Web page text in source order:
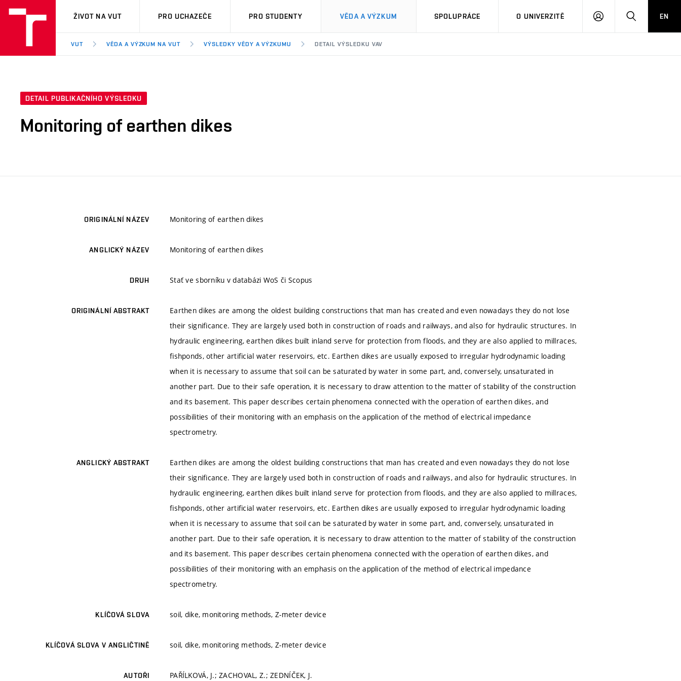
VUT
ŽIVOT NA VUT PRO UCHAZEČE PRO STUDENTY VĚDA A VÝZKUM SPOLUPRÁCE O UNIVERZITĚ
PŘIHLÁSIT HLEDATEN
VUT VĚDA A VÝZKUM NA VUT VÝSLEDKY VĚDY A VÝZKUMU DETAIL VÝSLEDKU VAV
DETAIL PUBLIKAČNÍHO VÝSLEDKU
Monitoring of earthen dikes
ORIGINÁLNÍ NÁZEV Monitoring of earthen dikes
ANGLICKÝ NÁZEV Monitoring of earthen dikes
DRUH Stať ve sborníku v databázi WoS či Scopus
ORIGINÁLNÍ ABSTRAKT
Earthen dikes are among the oldest building constructions that man has created and even nowadays they do not lose
their significance. They are largely used both in construction of roads and railways, and also for hydraulic structures. In
hydraulic engineering, earthen dikes built inland serve for protection from floods, and they are also applied to millraces,
fishponds, other artificial water reservoirs, etc. Earthen dikes are usually exposed to irregular hydrodynamic loading
when it is necessary to assume that soil can be saturated by water in some part, and, conversely, unsaturated in
another part. Due to their safe operation, it is necessary to draw attention to the matter of stability of the construction
and its basement. This paper describes certain phenomena connected with the operation of earthen dikes, and
possibilities of their monitoring with an emphasis on the application of the method of electrical impedance
spectrometry.
ANGLICKÝ ABSTRAKT
Earthen dikes are among the oldest building constructions that man has created and even nowadays they do not lose
their significance. They are largely used both in construction of roads and railways, and also for hydraulic structures. In
hydraulic engineering, earthen dikes built inland serve for protection from floods, and they are also applied to millraces,
fishponds, other artificial water reservoirs, etc. Earthen dikes are usually exposed to irregular hydrodynamic loading
when it is necessary to assume that soil can be saturated by water in some part, and, conversely, unsaturated in
another part. Due to their safe operation, it is necessary to draw attention to the matter of stability of the construction
and its basement. This paper describes certain phenomena connected with the operation of earthen dikes, and
possibilities of their monitoring with an emphasis on the application of the method of electrical impedance
spectrometry.
KLÍČOVÁ SLOVA soil, dike, monitoring methods, Z-meter device
KLÍČOVÁ SLOVA V ANGLIČTINĚ soil, dike, monitoring methods, Z-meter device
AUTOŘI PAŘÍLKOVÁ, J.; ZACHOVAL, Z.; ZEDNÍČEK, J.